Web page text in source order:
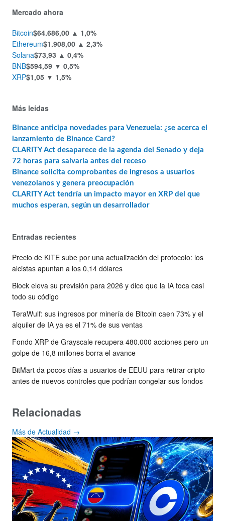
Mercado ahora
Bitcoin$64.686,00 ▲ 1,0%
Ethereum$1.908,00 ▲ 2,3%
Solana$73,93 ▲ 0,4%
BNB$594,59 ▼ 0,5%
XRP$1,05 ▼ 1,5%
Más leídas
Binance anticipa novedades para Venezuela: ¿se acerca el
lanzamiento de Binance Card?
CLARITY Act desaparece de la agenda del Senado y deja
72 horas para salvarla antes del receso
Binance solicita comprobantes de ingresos a usuarios
venezolanos y genera preocupación
CLARITY Act tendría un impacto mayor en XRP del que
muchos esperan, según un desarrollador
Entradas recientes
Precio de KITE sube por una actualización del protocolo: los
alcistas apuntan a los 0,14 dólares
Block eleva su previsión para 2026 y dice que la IA toca casi
todo su código
TeraWulf: sus ingresos por minería de Bitcoin caen 73% y el
alquiler de IA ya es el 71% de sus ventas
Fondo XRP de Grayscale recupera 480.000 acciones pero un
golpe de 16,8 millones borra el avance
BitMart da pocos días a usuarios de EEUU para retirar cripto
antes de nuevos controles que podrían congelar sus fondos
Relacionadas
Más de Actualidad →